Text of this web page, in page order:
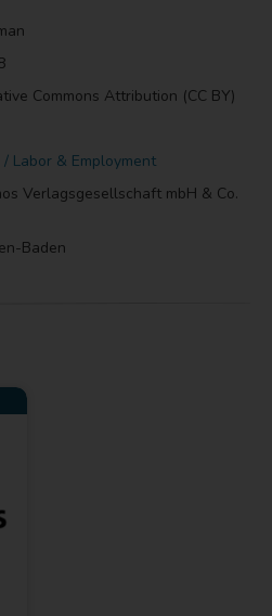
Commons Attribution (CC BY)
/ Labor & Employment
Verlagsgesellschaft mbH & Co.
Baden